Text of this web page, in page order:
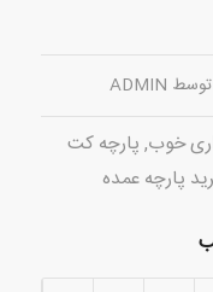
توسط ADMIN
خوب, پارچه کت
پارچه عمده